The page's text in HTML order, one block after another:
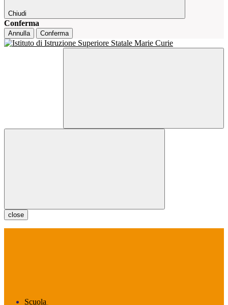
Chiudi
Conferma
Annulla Conferma
close
Scuola